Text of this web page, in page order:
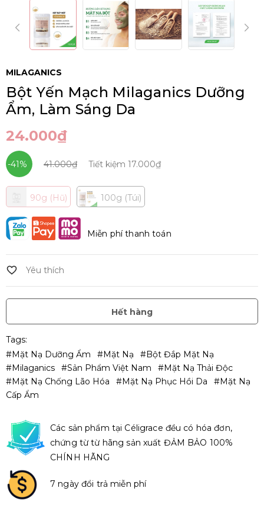
MILAGANICS
Bột Yến Mạch Milaganics Dưỡng
Ẩm, Làm Sáng Da
24.000₫
-41% 41.000₫ Tiết kiệm 17.000₫
90g (Hũ) 100g (Túi)
Miễn phí thanh toán
Hết hàng
Tags:
#Mặt Nạ Dưỡng Ẩm
#Mặt Nạ
#Bột Đắp Mặt Nạ
#Milaganics
#Sản Phẩm Việt Nam
#Mặt Nạ Thải Độc
#Mặt Nạ Chống Lão Hóa
#Mặt Nạ Phục Hồi Da
#Mặt Nạ
Cấp Ẩm
Các sản phẩm tại Céligrace đều có hóa đơn,
chứng từ từ hãng sản xuất ĐẢM BẢO 100%
CHÍNH HÃNG
7 ngày đổi trả miễn phí